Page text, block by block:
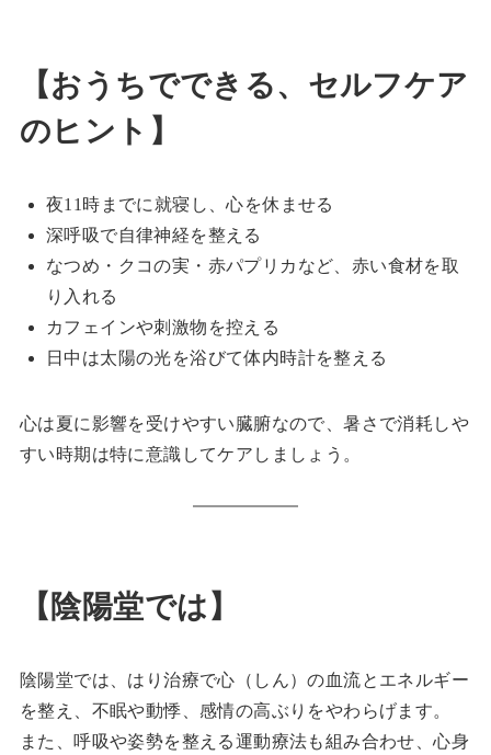
【おうちでできる、セルフケア
のヒント】
夜11時までに就寝し、心を休ませる
深呼吸で自律神経を整える
なつめ・クコの実・赤パプリカなど、赤い食材を取
り入れる
カフェインや刺激物を控える
日中は太陽の光を浴びて体内時計を整える
心は夏に影響を受けやすい臓腑なので、暑さで消耗しや
すい時期は特に意識してケアしましょう。
【陰陽堂では】
陰陽堂では、はり治療で心（しん）の血流とエネルギー
を整え、不眠や動悸、感情の高ぶりをやわらげます。
また、呼吸や姿勢を整える運動療法も組み合わせ、心身